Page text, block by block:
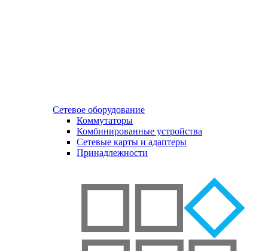
Сетевое оборудование
Коммутаторы
Комбинированные устройства
Сетевые карты и адаптеры
Принадлежности